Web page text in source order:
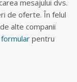
mesajului dvs.
de oferte. În felul
alte companii
pentru